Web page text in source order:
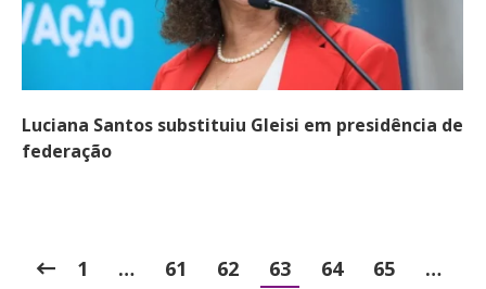
Luciana Santos substituiu Gleisi em presidência de
federação
1 … 61 62 63 64 65
…